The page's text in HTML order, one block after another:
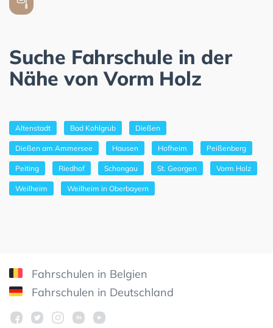
Suche Fahrschule in der
Nähe von Vorm Holz
Altenstadt Bad Kohlgrub Dießen
Dießen am Ammersee Hausen Hofheim Peißenberg
Peiting Riedhof Schongau St. Georgen Vorm Holz
Weilheim Weilheim in Oberbayern
Fahrschulen in Belgien
Fahrschulen in Deutschland